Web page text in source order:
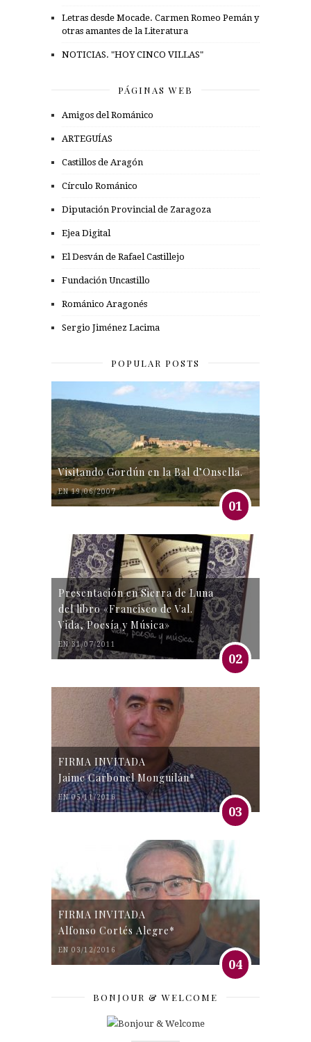
Letras desde Mocade. Carmen Romeo Pemán y
otras amantes de la Literatura
NOTICIAS. "HOY CINCO VILLAS"
PÁGINAS WEB
Amigos del Románico
ARTEGUÍAS
Castillos de Aragón
Círculo Románico
Diputación Provincial de Zaragoza
Ejea Digital
El Desván de Rafael Castillejo
Fundación Uncastillo
Románico Aragonés
Sergio Jiménez Lacima
POPULAR POSTS
Visitando Gordún en la Bal d’Onsella.
EN 19/06/2007
01
Presentación en Sierra de Luna
del libro «Francisco de Val.
Vida, Poesía y Música»
EN 31/07/2011
02
FIRMA INVITADA
Jaime Carbonel Monguilán*
EN 05/11/2016
03
FIRMA INVITADA
Alfonso Cortés Alegre*
EN 03/12/2016
04
BONJOUR & WELCOME